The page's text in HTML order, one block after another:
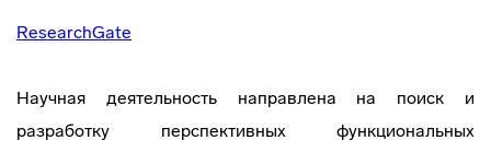
ResearchGate
Научная деятельность направлена на поиск и
разработку перспективных функциональных